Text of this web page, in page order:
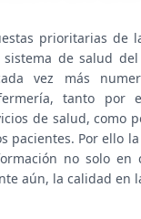
prioritarias de
de salud
vez más
tanto por
de salud, como
pacientes. Por ello
no solo en
aún, la calidad en